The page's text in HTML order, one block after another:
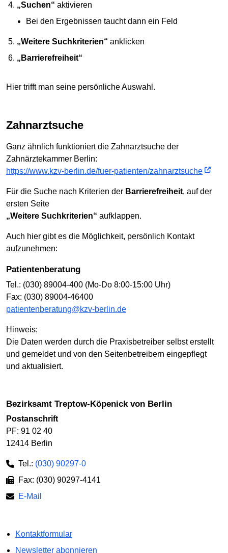
„Suchen“ aktivieren
Bei den Ergebnissen taucht dann ein Feld
„Weitere Suchkriterien“ anklicken
„Barrierefreiheit“
Hier trifft man seine persönliche Auswahl.
Zahnarztsuche
Ganz ähnlich funktioniert die Zahnarztsuche der
Zahnärztekammer Berlin:
https://www.kzv-berlin.de/fuer-patienten/zahnarztsuche
Für die Suche nach Kriterien der Barrierefreiheit, auf der
ersten Seite
„Weitere Suchkriterien“ aufklappen.
Auch hier gibt es die Möglichkeit, persönlich Kontakt
aufzunehmen:
Patientenberatung
Tel.: (030) 89004-400 (Mo-Do 8:00-15:00 Uhr)
Fax: (030) 89004-46400
patientenberatung@kzv-berlin.de
Hinweis:
Die Daten werden durch die Praxisbetreiber selbst erstellt
und gemeldet und von den Seitenbetreibern eingepflegt
und aktualisiert.
Bezirksamt Treptow-Köpenick von Berlin
Postanschrift
PF: 91 02 40
12414 Berlin
Tel.: (030) 90297-0
Fax: (030) 90297-4141
E-Mail
Kontaktformular
Newsletter abonnieren